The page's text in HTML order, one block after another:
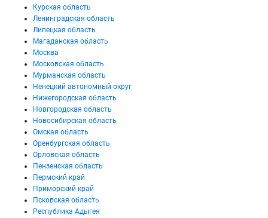
Курская область
Ленинградская область
Липецкая область
Магаданская область
Москва
Московская область
Мурманская область
Ненецкий автономный округ
Нижегородская область
Новгородская область
Новосибирская область
Омская область
Оренбургская область
Орловская область
Пензенская область
Пермский край
Приморский край
Псковская область
Республика Адыгея